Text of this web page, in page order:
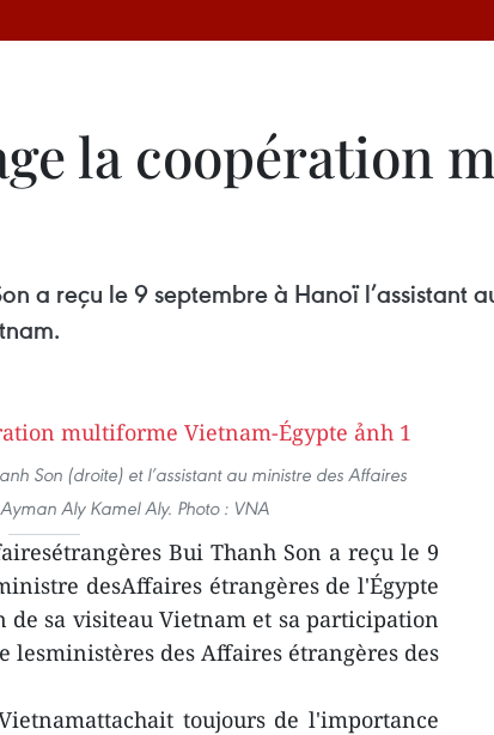
la coopération
a reçu le 9 septembre à Hanoï l’assistant
Son (droite) et l’assistant au ministre des Affaires
Aly Kamel Aly. Photo : VNA
Bui Thanh Son a reçu le 9
desAffaires étrangères de l'Égypte
sa visiteau Vietnam et sa participation
lesministères des Affaires étrangères des
toujours de l'importance